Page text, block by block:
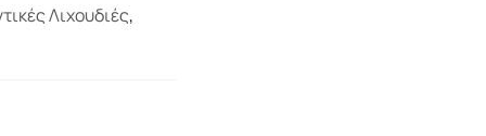
Λιχουδιές,